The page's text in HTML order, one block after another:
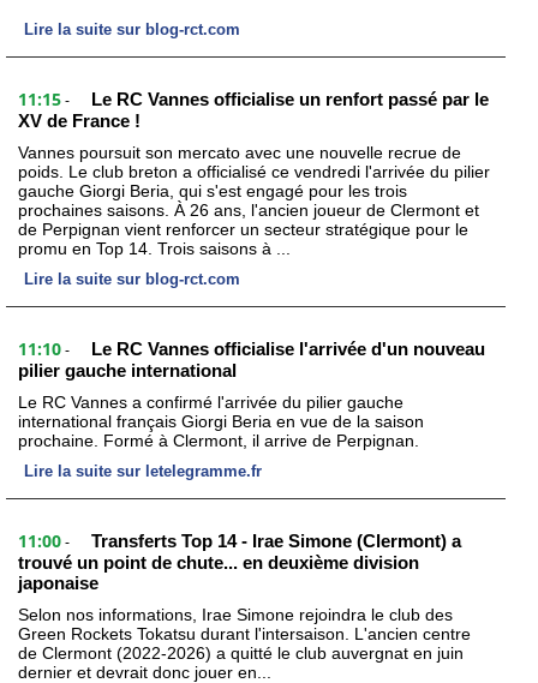
Lire la suite sur blog-rct.com
11:15 -
Le RC Vannes officialise un renfort passé par le
XV de France !
Vannes poursuit son mercato avec une nouvelle recrue de
poids. Le club breton a officialisé ce vendredi l'arrivée du pilier
gauche Giorgi Beria, qui s'est engagé pour les trois
prochaines saisons. À 26 ans, l'ancien joueur de Clermont et
de Perpignan vient renforcer un secteur stratégique pour le
promu en Top 14. Trois saisons à ...
Lire la suite sur blog-rct.com
11:10 -
Le RC Vannes officialise l'arrivée d'un nouveau
pilier gauche international
Le RC Vannes a confirmé l'arrivée du pilier gauche
international français Giorgi Beria en vue de la saison
prochaine. Formé à Clermont, il arrive de Perpignan.
Lire la suite sur letelegramme.fr
11:00 -
Transferts Top 14 - Irae Simone (Clermont) a
trouvé un point de chute... en deuxième division
japonaise
Selon nos informations, Irae Simone rejoindra le club des
Green Rockets Tokatsu durant l'intersaison. L'ancien centre
de Clermont (2022-2026) a quitté le club auvergnat en juin
dernier et devrait donc jouer en...